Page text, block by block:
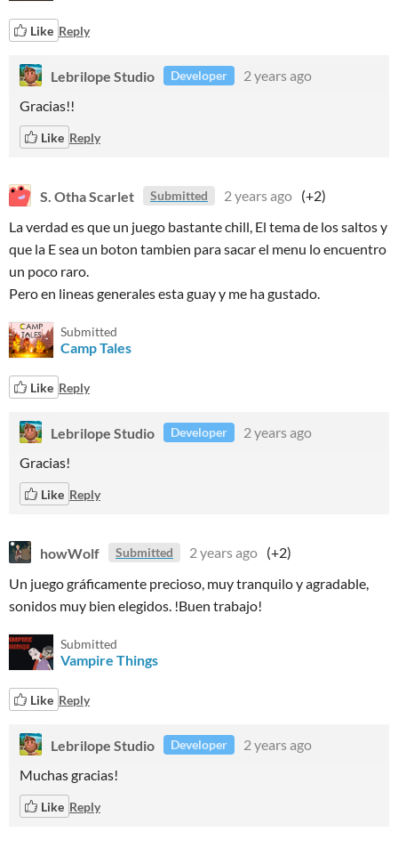
Like Reply
Lebrilope Studio Developer
2 years ago
Gracias!!
Like Reply
S. Otha Scarlet Submitted 2 years ago (+2)
La verdad es que un juego bastante chill, El tema de los saltos y
que la E sea un boton tambien para sacar el menu lo encuentro
un poco raro.
Pero en lineas generales esta guay y me ha gustado.
Submitted
Camp Tales
Like Reply
Lebrilope Studio Developer
2 years ago
Gracias!
Like Reply
howWolf Submitted 2 years ago (+2)
Un juego gráficamente precioso, muy tranquilo y agradable,
sonidos muy bien elegidos. !Buen trabajo!
Submitted
Vampire Things
Like Reply
Lebrilope Studio Developer
2 years ago
Muchas gracias!
Like Reply